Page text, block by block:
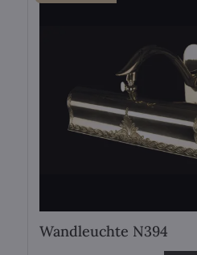
Wandleuchte N394